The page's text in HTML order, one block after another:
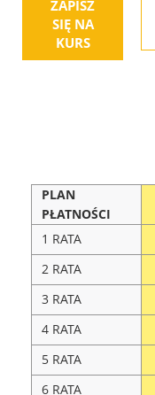
ZAPISZ
SIĘ NA
KURS
PLAN
PŁATNOŚCI
1 RATA
2 RATA
3 RATA
4 RATA
5 RATA
6 RATA